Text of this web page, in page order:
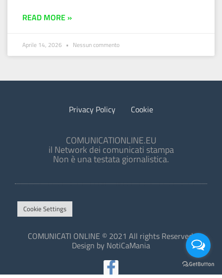
READ MORE »
Aprile 14, 2026 Nessun commento
Privacy Policy Cookie
COMUNICATIONLINE.EU
il Network dei comunicati stampa
Non è una testata giornalistica.
Cookie Settings
COMUNICATI ONLINE © 2021 All rights Reserved.
Design by NotiCaMania